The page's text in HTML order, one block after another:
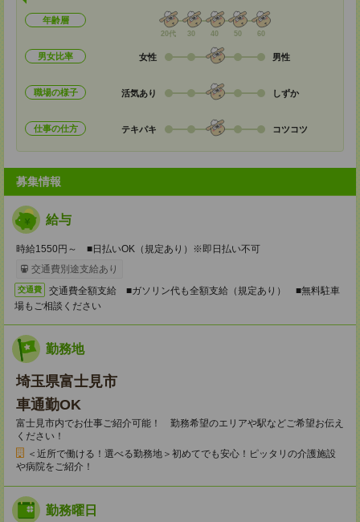
年齢層
20代 30 40 50 60
男女比率 女性 男性
職場の様子 活気あり しずか
仕事の仕方 テキパキ コツコツ
募集情報
給与
時給1550円～ ■日払いOK（規定あり）※即日払い不可
交通費別途支給あり
交通費
交通費全額支給 ■ガソリン代も全額支給（規定あり） ■無料駐車
場もご相談ください
勤務地
埼玉県富士見市
車通勤OK
富士見市内でお仕事ご紹介可能！ 勤務希望のエリアや駅などご希望お伝え
ください！
＜近所で働ける！選べる勤務地＞初めてでも安心！ピッタリの介護施設
や病院をご紹介！
勤務曜日